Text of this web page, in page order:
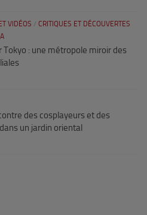
VIDÉOS / CRITIQUES ET DÉCOUVERTES
Tokyo : une métropole miroir des
des cosplayeurs et des
un jardin oriental